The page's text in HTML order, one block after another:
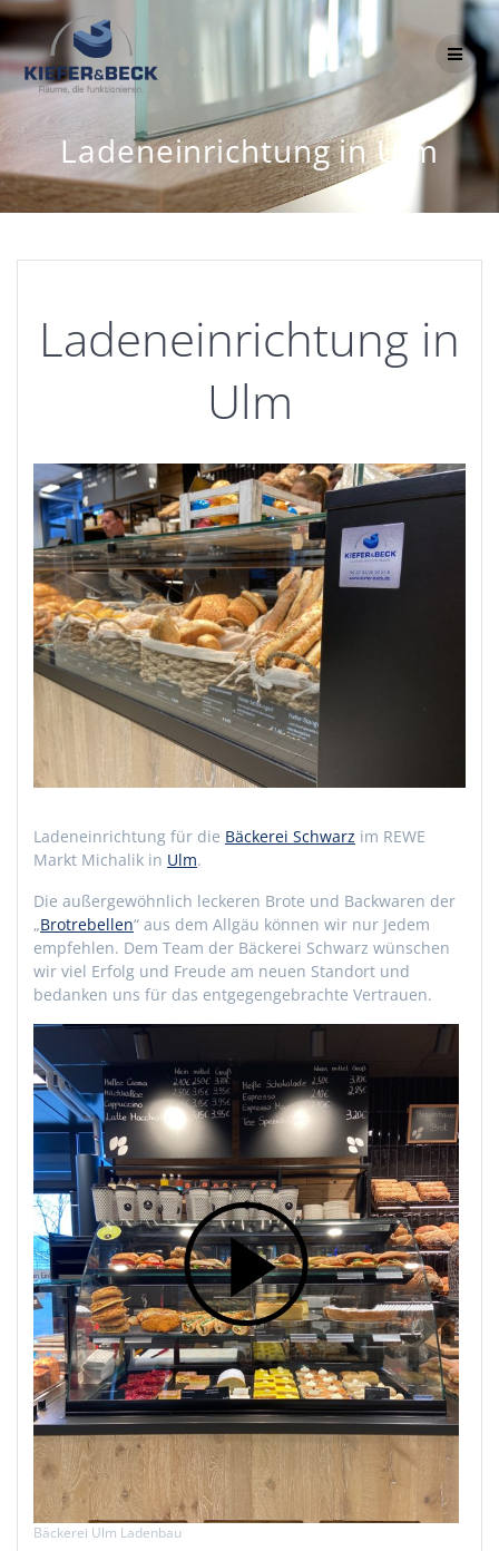
Zum
springen
Ladeneinrichtung in Ulm
Ladeneinrichtung in
Ulm
Ladeneinrichtung für die Bäckerei Schwarz im REWE
Markt Michalik in Ulm.
Die außergewöhnlich leckeren Brote und Backwaren der
„Brotrebellen“ aus dem Allgäu können wir nur Jedem
empfehlen. Dem Team der Bäckerei Schwarz wünschen
wir viel Erfolg und Freude am neuen Standort und
bedanken uns für das entgegengebrachte Vertrauen.
Bäckerei Ulm Ladenbau